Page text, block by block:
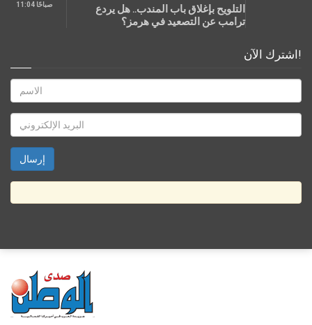
11:04 صباحًا
التلويح بإغلاق باب المندب.. هل يردع
ترامب عن التصعيد في هرمز؟
اشترك الآن!